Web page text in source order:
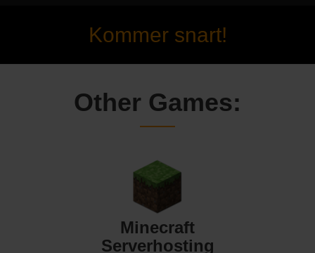
Kommer snart!
Other Games:
Minecraft
Serverhosting